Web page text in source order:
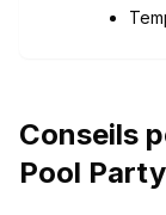
Conseils
Pool Party